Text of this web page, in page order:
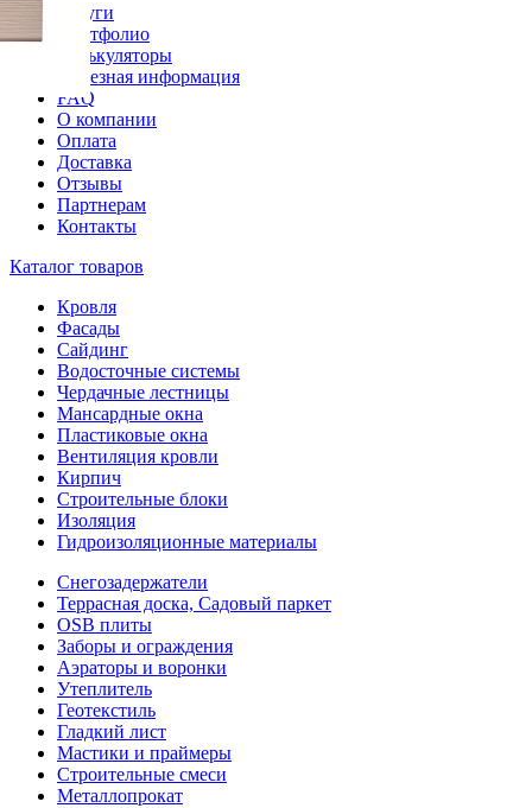
Услуги
Портфолио
Калькуляторы
Полезная информация
FAQ
О компании
Оплата
Доставка
Отзывы
Партнерам
Контакты
Каталог товаров
Кровля
Фасады
Сайдинг
Водосточные системы
Чердачные лестницы
Мансардные окна
Пластиковые окна
Вентиляция кровли
Кирпич
Строительные блоки
Изоляция
Гидроизоляционные материалы
Снегозадержатели
Террасная доска, Садовый паркет
OSB плиты
Заборы и ограждения
Аэраторы и воронки
Утеплитель
Геотекстиль
Гладкий лист
Мастики и праймеры
Строительные смеси
Металлопрокат